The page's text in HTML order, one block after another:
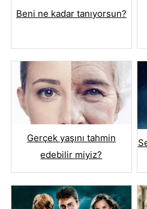
Beni ne kadar tanıyorsun?
Gerçek yaşını tahmin
edebilir miyiz?